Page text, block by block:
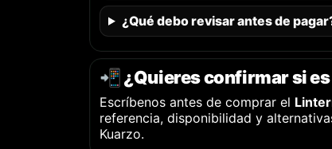
¿Qué debo revisar antes de
📲 ¿Quieres confirmar si
Escríbenos antes de comprar el
referencia, disponibilidad y
Kuarzo.